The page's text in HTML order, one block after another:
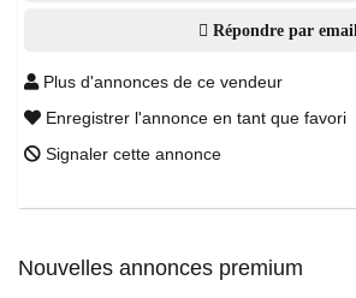
Répondre par email
Plus d'annonces de ce vendeur
Enregistrer l'annonce en tant que favori
Signaler cette annonce
Nouvelles annonces premium